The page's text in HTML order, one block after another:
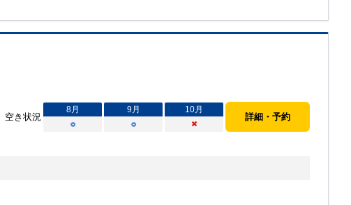
空き状況
8月 9月 10月
○
○ ×
詳細・予約